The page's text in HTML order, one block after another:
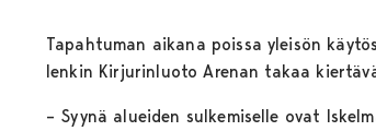
Tapahtuman aikana poissa yleisön
lenkin Kirjurinluoto Arenan takaa
– Syynä alueiden sulkemiselle ovat